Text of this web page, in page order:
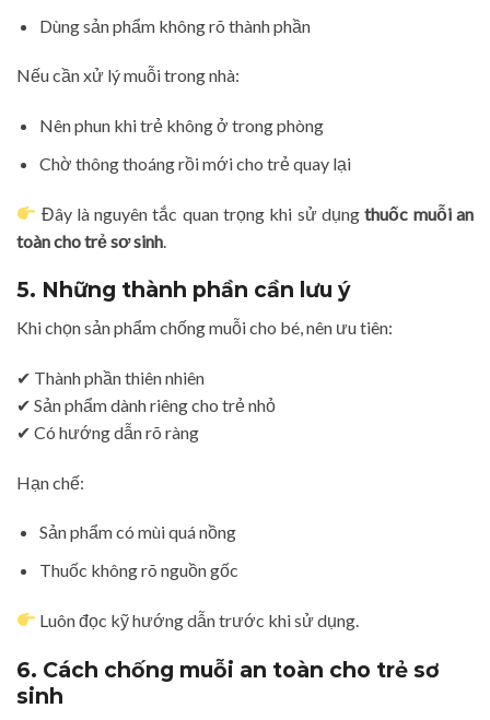
Dùng sản phẩm không rõ thành phần
Nếu cần xử lý muỗi trong nhà:
Nên phun khi trẻ không ở trong phòng
Chờ thông thoáng rồi mới cho trẻ quay lại
Đây là nguyên tắc quan trọng khi sử dụngthuốc muỗi an
toàn cho trẻ sơ sinh
5. Những thành phần cần lưu ý
Khi chọn sản phẩm chống muỗi cho bé, nên ưu tiên:
✔ Thành phần thiên nhiên
✔ Sản phẩm dành riêng cho trẻ nhỏ
✔ Có hướng dẫn rõ ràng
Hạn chế:
Sản phẩm có mùi quá nồng
Thuốc không rõ nguồn gốc
Luôn đọc kỹ hướng dẫn trước khi sử dụng.
6. Cách chống muỗi an toàn cho trẻ sơ
sinh